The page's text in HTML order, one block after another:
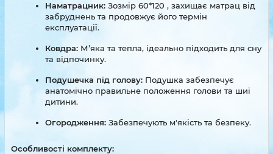
Наматрацник: Зозмір 60*120 , захищає матрац від
забруднень та продовжує його термін
експлуатації.
Ковдра: М’яка та тепла, ідеально підходить для сну
та відпочинку.
Подушечка під голову: Подушка забезпечує
анатомічно правильне положення голови та шиї
дитини.
Огородження: Забезпечують м'якість та безпеку.
Особливості комплекту: